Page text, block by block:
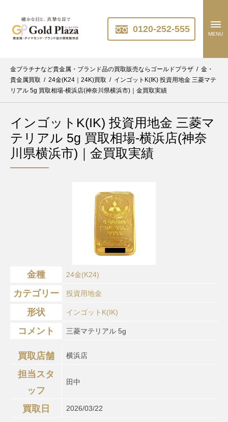
0120-252-555 MENU
金プラチナなど貴金属・ブランド品の買取販売ならゴールドプラザ / 金・
貴金属買取 / 24金(K24｜24K)買取 / インゴットK(IK) 投資用地金 三菱マテ
リアル 5g 買取相場-横浜店(神奈川県横浜市)｜金買取実績
インゴットK(IK) 投資用地金 三菱マ
テリアル 5g 買取相場-横浜店(神奈
川県横浜市)｜金買取実績
金種 24金(K24)
カテゴリー 投資用地金
形状 インゴットK(IK)
コメント 三菱マテリアル 5g
買取店舗 横浜店
担当スタ
ッフ
田中
買取日 2026/03/22